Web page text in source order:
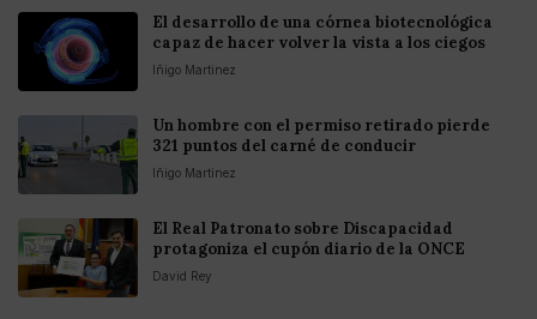
El desarrollo de una córnea biotecnológica
capaz de hacer volver la vista a los ciegos
Iñigo Martinez
Un hombre con el permiso retirado pierde
321 puntos del carné de conducir
Iñigo Martinez
El Real Patronato sobre Discapacidad
protagoniza el cupón diario de la ONCE
David Rey